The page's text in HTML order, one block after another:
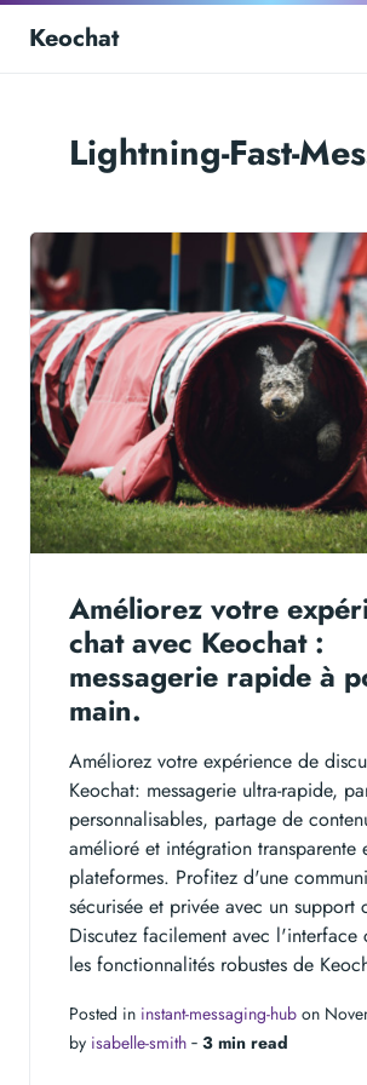
Keochat
Lightning-Fast-
Améliorez votre
chat avec Keochat :
messagerie rapide à
main.
Améliorez votre expérience de
Keochat: messagerie ultra-rapide,
personnalisables, partage de
amélioré et intégration transparente
plateformes. Profitez d'une
sécurisée et privée avec un support
Discutez facilement avec l'interface
les fonctionnalités robustes de
Posted in instant-messaging-hub on
by isabelle-smith ‐ 3 min read